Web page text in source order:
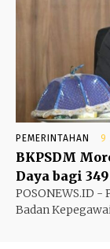
PEMERINTAHAN 9
BKPSDM
Daya bagi
POSONEWS.ID
Badan